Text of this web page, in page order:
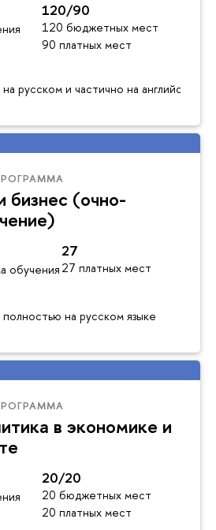
120/90
120 бюджетных мест
90 платных мест
русском и частично на английском
бизнес (очно-
обучения
27
27 платных мест
на русском языке
в экономике и
20/20
20 бюджетных мест
20 платных мест